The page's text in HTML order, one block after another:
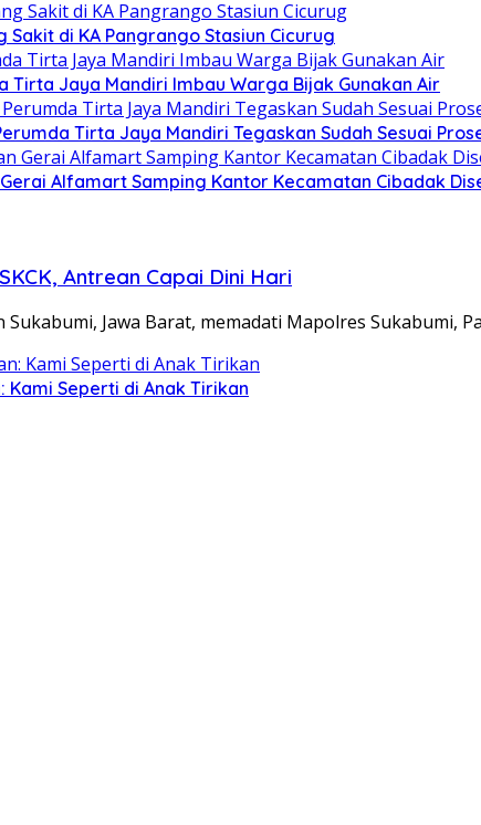
Sakit di KA Pangrango Stasiun Cicurug
Tirta Jaya Mandiri Imbau Warga Bijak Gunakan Air
Tirta Jaya Mandiri Tegaskan Sudah Sesuai
Alfamart Samping Kantor Kecamatan Cibadak
Antrean Capai Dini Hari
Jawa Barat, memadati Mapolres Sukabumi,
Kami Seperti di Anak Tirikan